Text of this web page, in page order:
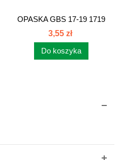
OPASKA GBS 17-19 1719
3,55 zł
Do koszyka